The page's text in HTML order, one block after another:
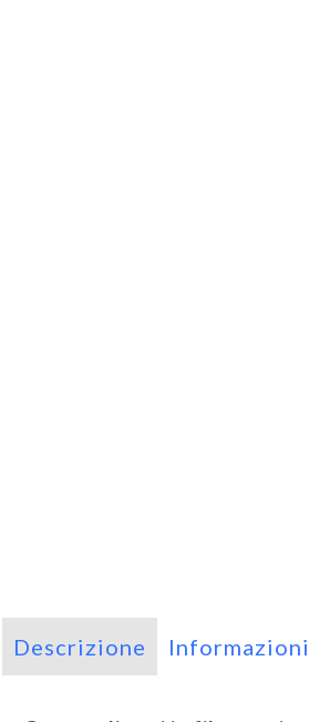
Descrizione